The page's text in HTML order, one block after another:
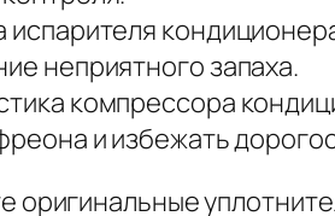
испарителя
неприятного запаха.
компрессора
и избежать
оригинальные